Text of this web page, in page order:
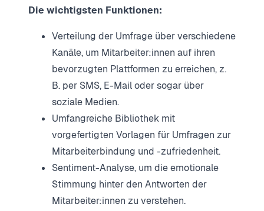
Die wichtigsten Funktionen:
Verteilung der Umfrage über verschiedene
Kanäle, um Mitarbeiter:innen auf ihren
bevorzugten Plattformen zu erreichen, z.
B. per SMS, E-Mail oder sogar über
soziale Medien.
Umfangreiche Bibliothek mit
vorgefertigten Vorlagen für Umfragen zur
Mitarbeiterbindung und -zufriedenheit.
Sentiment-Analyse, um die emotionale
Stimmung hinter den Antworten der
Mitarbeiter:innen zu verstehen.